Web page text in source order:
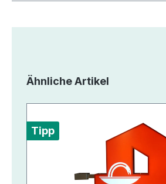
Produktgalerie überspringen
Ähnliche Artikel
Tipp